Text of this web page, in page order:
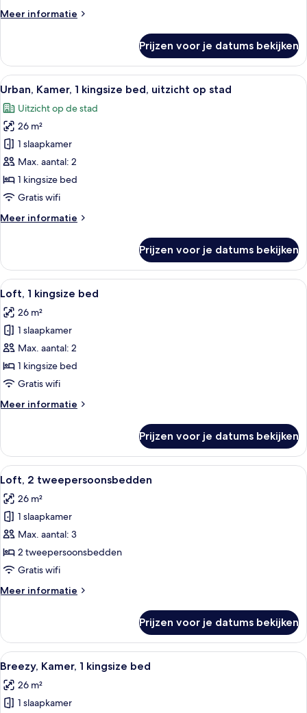
(urban)
Meer informatie
Meer
2
tweepersoonsbedden,
uitzicht
stad
(urban)
Prijzen voor je datums bekijken
Alle
foto's
voor
Urban,
Kamer,
1
kingsize
bed,
op
Een meerlaags woongebouw met
7
Urban, Kamer, 1 kingsize bed, uitzicht op stad
Uitzicht op de stad
26 m²
1 slaapkamer
Max. aantal: 2
1 kingsize bed
Gratis wifi
Meer informatie
Meer
Kamer,
kingsize
uitzicht
op
Prijzen voor je datums bekijken
Alle
foto's
voor
Loft,
1
kingsize
bed
Een meerhoog gebouw met een
7
Loft, 1 kingsize bed
26 m²
1 slaapkamer
Max. aantal: 2
1 kingsize bed
Gratis wifi
Meer informatie
Meer
1
kingsize
bed
Prijzen voor je datums bekijken
Alle
foto's
voor
Loft,
2
tweepersoonsbedden
laden
Loft, 2 tweepersoonsbedden |
7
Loft, 2 tweepersoonsbedden
26 m²
1 slaapkamer
Max. aantal: 3
2 tweepersoonsbedden
Gratis wifi
Meer informatie
Meer
2
tweepersoonsbedden
Prijzen voor je datums bekijken
Alle
foto's
voor
Breezy,
Een meerhoog gebouw met een
9
Breezy, Kamer, 1 kingsize bed
26 m²
1 slaapkamer